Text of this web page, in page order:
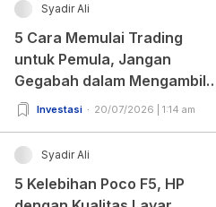
Syadir Ali
5 Cara Memulai Trading
untuk Pemula, Jangan
Gegabah dalam Mengambil
Keputusan!
Investasi 20/07/2026 | 1:14 am
Syadir Ali
5 Kelebihan Poco F5, HP